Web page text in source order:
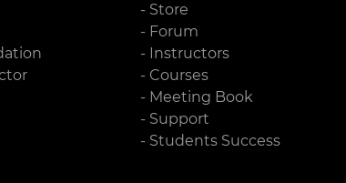
- Store
- Forum
- Instructors
- Courses
- Meeting Book
- Support
- Students Success